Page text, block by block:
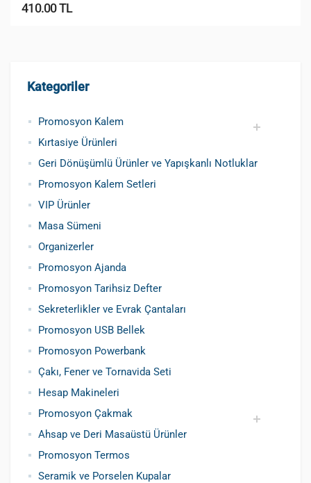
Kategoriler
Promosyon Kalem
Promosyon Metal Kalem
Promosyon Roller Kalem
Promosyon Dokunmatik Kalem
Promosyon Plastik Kalem
Geri Dönüşümlü ve Tohumlu Kalemler
Promosyon Fosforlu Kalem
Kursun Kalemler
Kırtasiye Ürünleri
Geri Dönüşümlü Ürünler ve Yapışkanlı Notluklar
Promosyon Kalem Setleri
VIP Ürünler
Masa Sümeni
Organizerler
Promosyon Ajanda
Promosyon Tarihsiz Defter
Sekreterlikler ve Evrak Çantaları
Promosyon USB Bellek
Promosyon Powerbank
Çakı, Fener ve Tornavida Seti
Hesap Makineleri
Promosyon Çakmak
Siboplu Çakmak
Manyetolu Çakmak
Ahsap ve Deri Masaüstü Ürünler
Promosyon Termos
Seramik ve Porselen Kupalar
410.00 TL